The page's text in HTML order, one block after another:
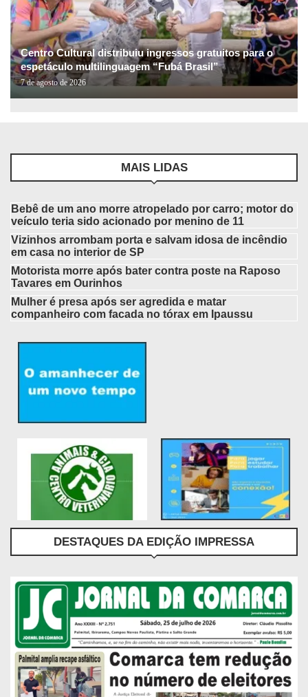
Centro Cultural distribuiu ingressos gratuitos para o
espetáculo multilinguagem “Fubá Brasil”
7 de agosto de 2026
MAIS LIDAS
Bebê de um ano morre atropelado por carro; motor do
veículo teria sido acionado por menino de 11
Vizinhos arrombam porta e salvam idosa de incêndio
em casa no interior de SP
Motorista morre após bater contra poste na Raposo
Tavares em Ourinhos
Mulher é presa após ser agredida e matar
companheiro com facada no tórax em Ipaussu
DESTAQUES DA EDIÇÃO IMPRESSA